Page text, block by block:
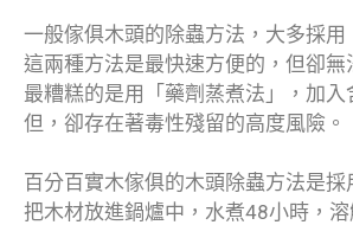
一般傢俱木頭的除蟲方法，大多採用
這兩種方法是最快速方便的，但卻無
最糟糕的是用「藥劑蒸煮法」，加
但，卻存在著毒性殘留的高度風險。
百分百實木傢俱的木頭除蟲方法是採
把木材放進鍋爐中，水煮48小時，